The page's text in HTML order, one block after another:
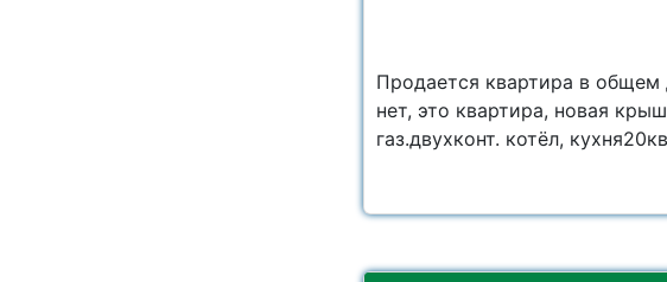
Продается квартира в общем
нет, это квартира, новая
газ.двухконт. котёл,